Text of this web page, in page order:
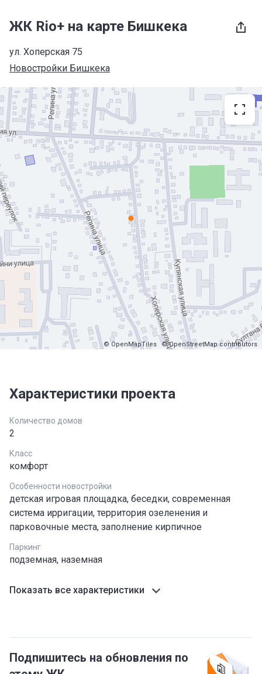
ЖК Rio+ на карте Бишкека
ул. Хоперская 75
Новостройки Бишкека
© OpenMapTiles © OpenStreetMap contributors
Характеристики проекта
Количество домов
2
Класс
комфорт
Особенности новостройки
детская игровая площадка, беседки, современная
система ирригации, территория озеленения и
парковочные места, заполнение кирпичное
Паркинг
подземная, наземная
Показать все характеристики
Подпишитесь на обновления по